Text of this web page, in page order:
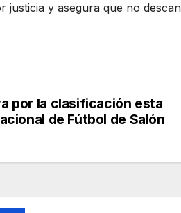
justicia y asegura que no
por la clasificación esta
de Fútbol de Salón